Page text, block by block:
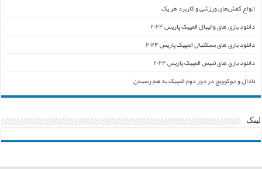
انواع کفش‌های ورزشی و کاربرد هر یک
دانلود بازی های والیبال المپیک پاریس ۲۰۲۴
دانلود بازی های بسکتبال المپیک پاریس ۲۰۲۴
دانلود بازی های تنیس المپیک پاریس ۲۰۲۴
نادال و جوکوویچ در دور دوم المپیک به هم رسیدن
لینک